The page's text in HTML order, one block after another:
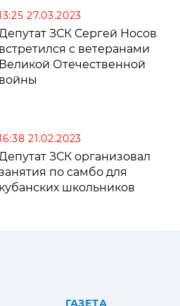
27.03.2023
ЗСК Сергей Носов
встретился с ветеранами
Великой Отечественной
войны
21.02.2023
ЗСК организовал
по самбо для
кубанских школьников
ГАЗЕТА